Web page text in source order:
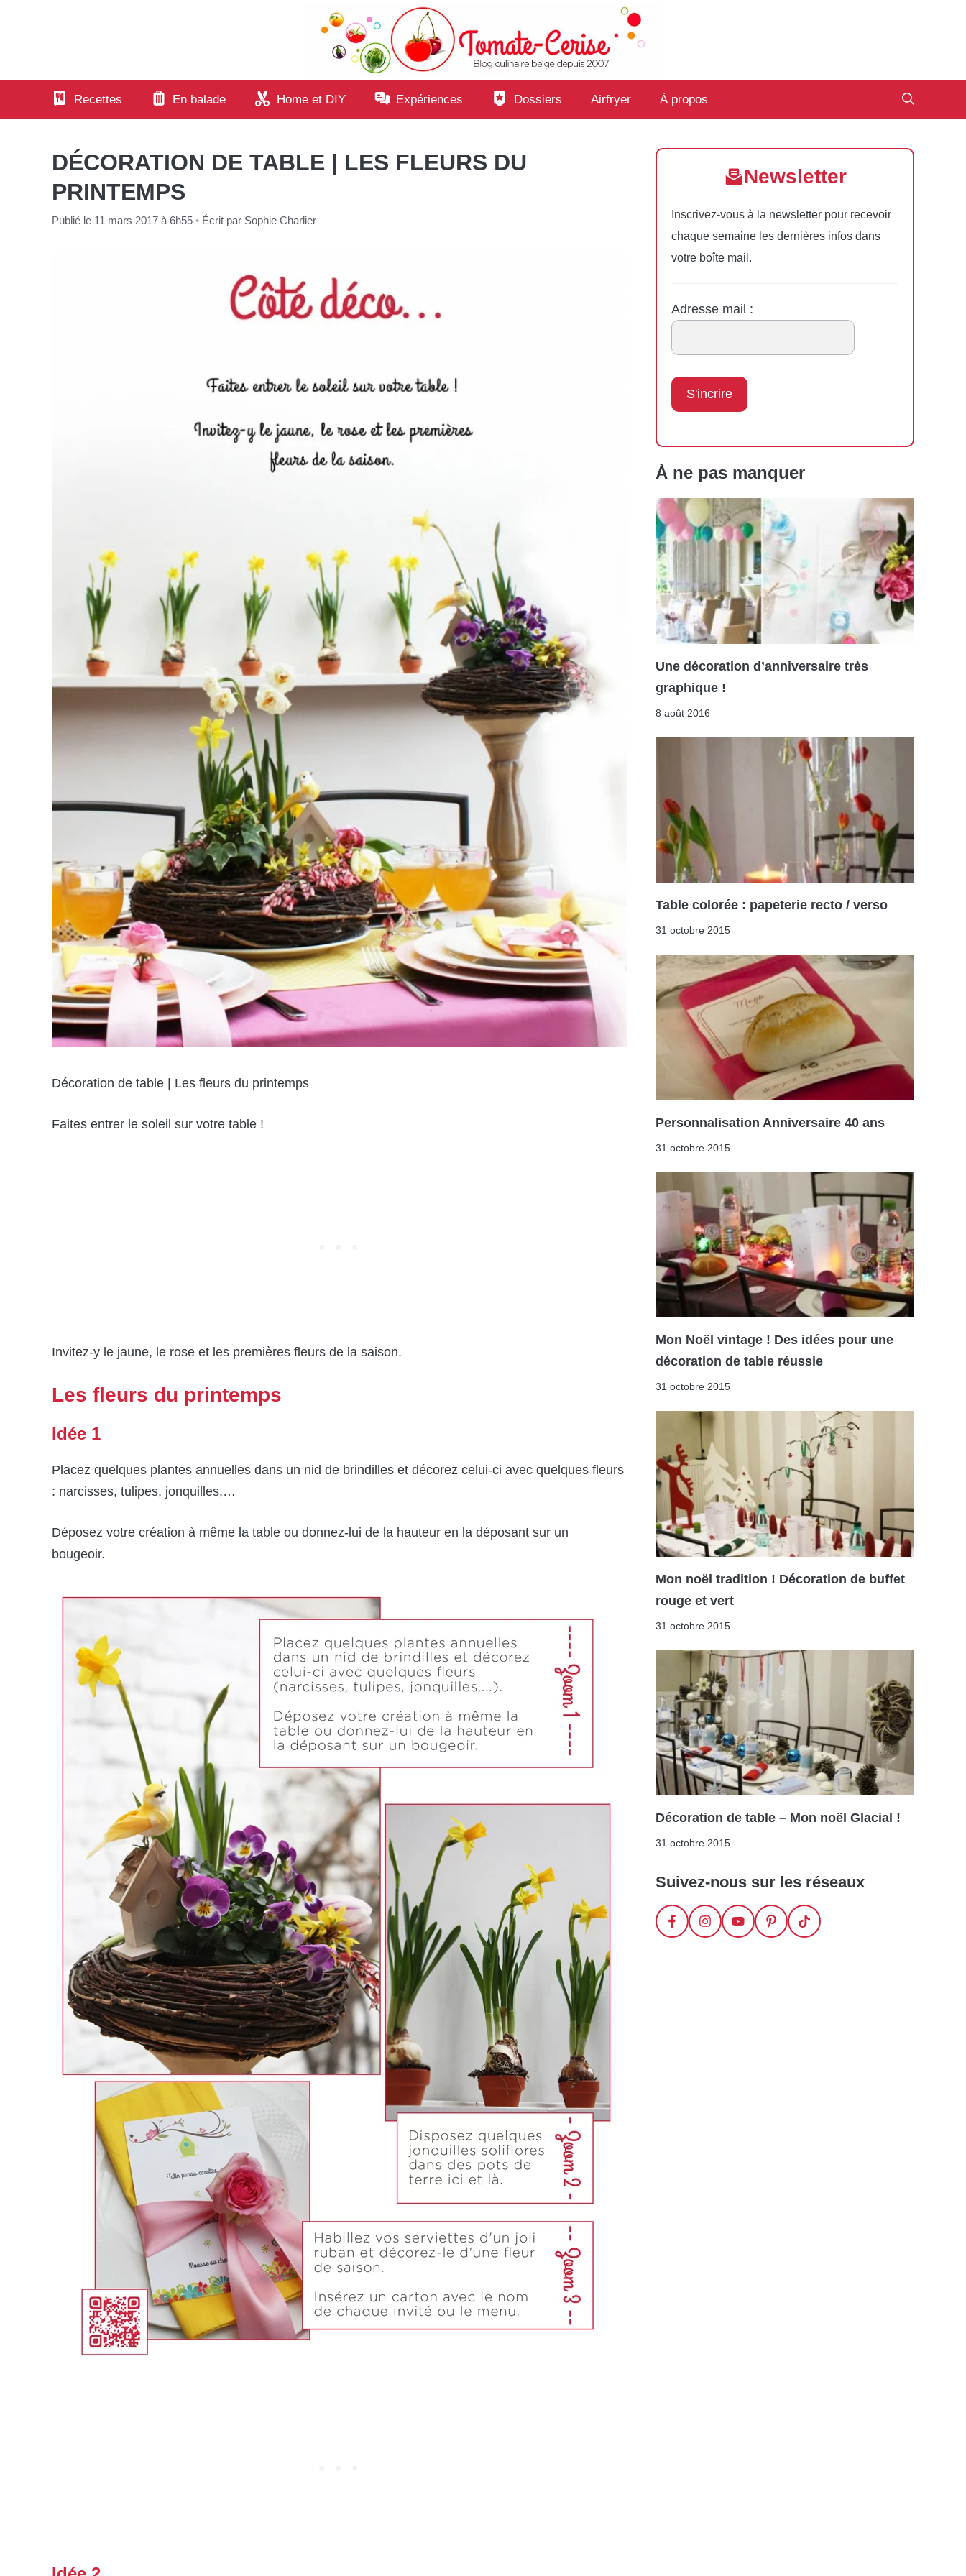
Recettes En balade Home et DIY Expériences Dossiers Airfryer À propos
DÉCORATION DE TABLE | LES FLEURS DU
PRINTEMPS
Publié le 11 mars 2017 à 6h55 • Écrit par Sophie Charlier
Décoration de table | Les fleurs du printemps
Faites entrer le soleil sur votre table !
Invitez-y le jaune, le rose et les premières fleurs de la saison.
Les fleurs du printemps
Idée 1
Placez quelques plantes annuelles dans un nid de brindilles et décorez celui-ci avec quelques fleurs
: narcisses, tulipes, jonquilles,…
Déposez votre création à même la table ou donnez-lui de la hauteur en la déposant sur un
bougeoir.
Newsletter
Inscrivez-vous à la newsletter pour recevoir
chaque semaine les dernières infos dans
votre boîte mail.
Adresse mail :
À ne pas manquer
Une décoration d’anniversaire très
graphique !
8 août 2016
Table colorée : papeterie recto / verso
31 octobre 2015
Personnalisation Anniversaire 40 ans
31 octobre 2015
Mon Noël vintage ! Des idées pour une
décoration de table réussie
31 octobre 2015
Mon noël tradition ! Décoration de buffet
rouge et vert
31 octobre 2015
Décoration de table – Mon noël Glacial !
31 octobre 2015
Suivez-nous sur les réseaux